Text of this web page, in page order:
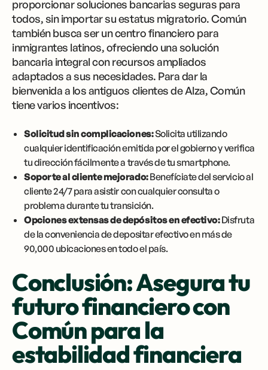
proporcionar soluciones bancarias seguras para
todos, sin importar su estatus migratorio. Común
también busca ser un centro financiero para
inmigrantes latinos, ofreciendo una solución
bancaria integral con recursos ampliados
adaptados a sus necesidades. Para dar la
bienvenida a los antiguos clientes de Alza, Común
tiene varios incentivos:
Solicitud sin complicaciones:Solicita utilizando
cualquier identificación emitida por el gobierno y verifica
tu dirección fácilmente a través de tu smartphone.
Soporte al cliente mejorado:Benefíciate del servicio al
cliente 24/7 para asistir con cualquier consulta o
problema durante tu transición.
Opciones extensas de depósitos en efectivo:Disfruta
de la conveniencia de depositar efectivo en más de
90,000 ubicaciones en todo el país.
Conclusión: Asegura tu
futuro financiero con
Común para la
estabilidad financiera